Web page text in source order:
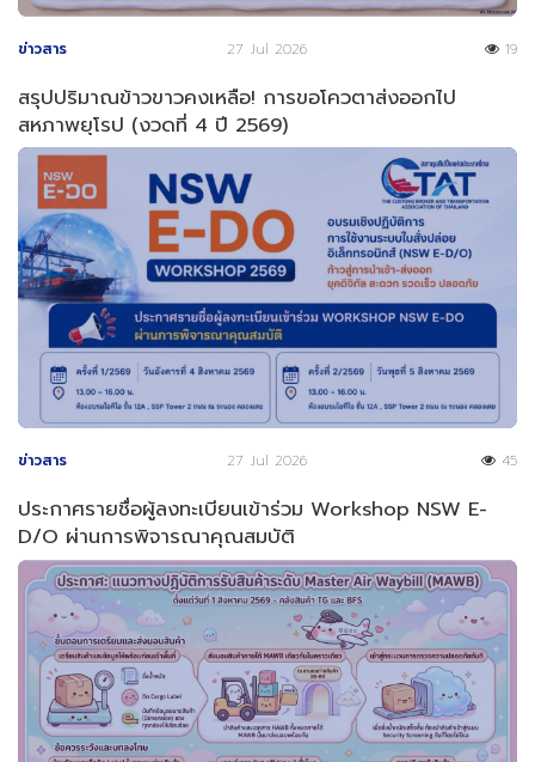
ข่าวสาร 27 Jul 2026 19
สรุปปริมาณข้าวขาวคงเหลือ! การขอโควตาส่งออกไป
สหภาพยุโรป (งวดที่ 4 ปี 2569)
ข่าวสาร 27 Jul 2026 45
ประกาศรายชื่อผู้ลงทะเบียนเข้าร่วม Workshop NSW E-
D/O ผ่านการพิจารณาคุณสมบัติ